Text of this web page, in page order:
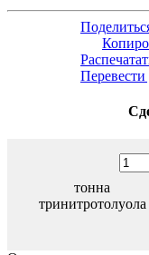
тонна
тринитротолуола